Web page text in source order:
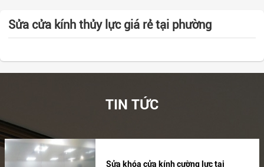
Sửa cửa kính thủy lực giá rẻ tại phường
TIN TỨC
Sửa khóa cửa kính cường lực tại